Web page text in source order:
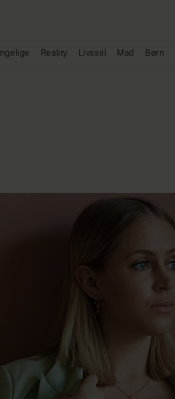
Reality Livsstil Mad Børn